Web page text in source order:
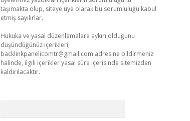
taşımakta olup, siteye üye olarak bu sorumluluğu kabul
etmiş sayılırlar.
Hukuka ve yasal düzenlemelere aykırı olduğunu
düşündüğünüz içerikleri,
backlinkpanelicomtr@gmail.com adresine bildirmeniz
halinde, ilgili içerikler yasal süre içerisinde sitemizden
kaldırılacaktır.